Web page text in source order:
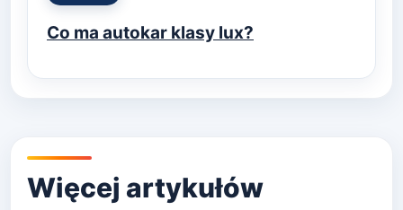
Co ma autokar klasy lux?